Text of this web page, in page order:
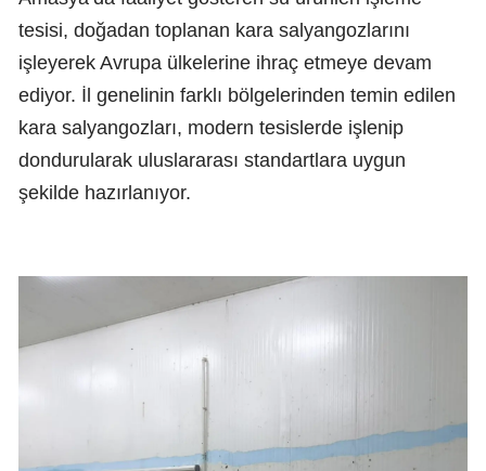
tesisi, doğadan toplanan kara salyangozlarını
işleyerek Avrupa ülkelerine ihraç etmeye devam
ediyor. İl genelinin farklı bölgelerinden temin edilen
kara salyangozları, modern tesislerde işlenip
dondurularak uluslararası standartlara uygun
şekilde hazırlanıyor.